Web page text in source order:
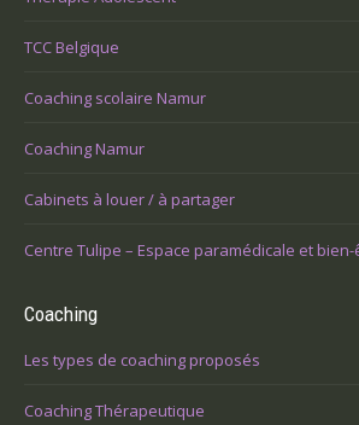
TCC Belgique
Coaching scolaire Namur
Coaching Namur
Cabinets à louer / à partager
Centre Tulipe – Espace paramédicale et bien-
Coaching
Les types de coaching proposés
Coaching Thérapeutique